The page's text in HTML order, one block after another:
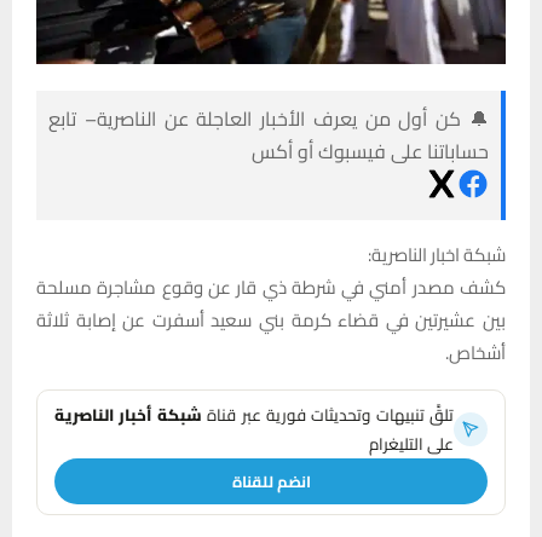
🔔 كن أول من يعرف الأخبار العاجلة عن الناصرية– تابع
حساباتنا على فيسبوك أو أكس
شبكة اخبار الناصرية:
كشف مصدر أمني في شرطة ذي قار عن وقوع مشاجرة مسلحة
بين عشيرتين في قضاء كرمة بني سعيد أسفرت عن إصابة ثلاثة
أشخاص.
تلقَّ تنبيهات وتحديثات فورية عبر قناةشبكة أخبار الناصرية
على التليغرام
انضم للقناة